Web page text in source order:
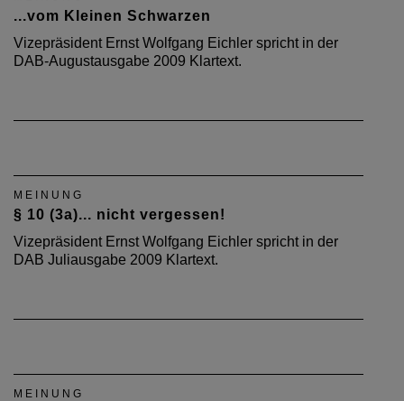
...vom Kleinen Schwarzen
Vizepräsident Ernst Wolfgang Eichler spricht in der
DAB-Augustausgabe 2009 Klartext.
MEINUNG
§ 10 (3a)... nicht vergessen!
Vizepräsident Ernst Wolfgang Eichler spricht in der
DAB Juliausgabe 2009 Klartext.
MEINUNG